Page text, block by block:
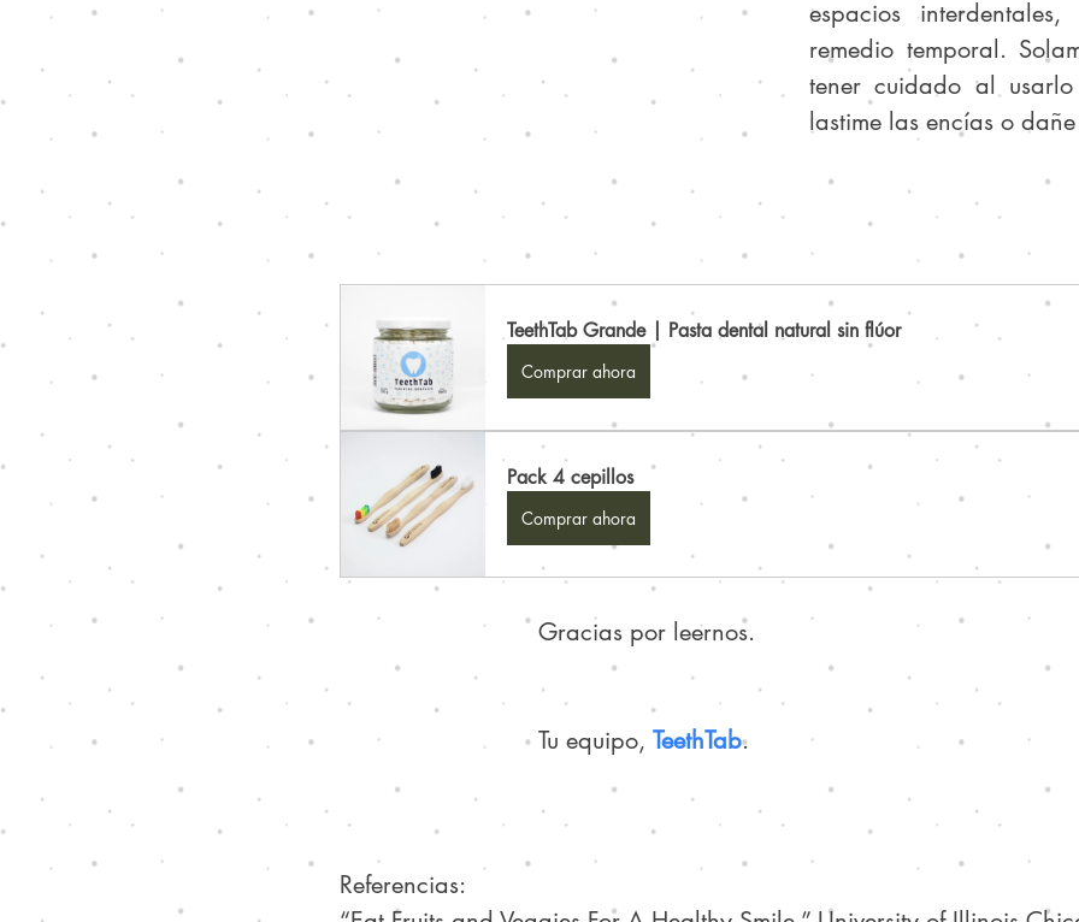
espacios
remedio temporal.
tener cuidado al
lastime las encías o
TeethTab Grande | Pasta dental natural sin flúor
Comprar ahora
Pack 4 cepillos
Comprar ahora
Gracias por leernos.
Tu equipo, TeethTab.
Referencias: